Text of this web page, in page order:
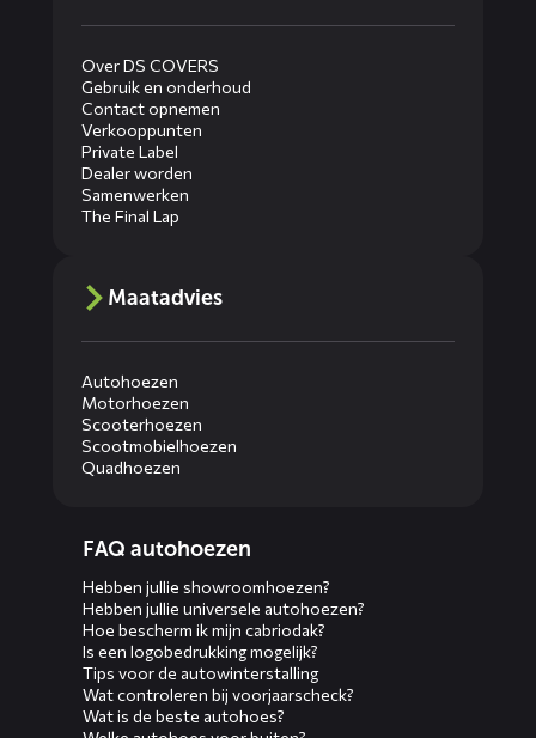
Over DS COVERS
Gebruik en onderhoud
Contact opnemen
Verkooppunten
Private Label
Dealer worden
Samenwerken
The Final Lap
Maatadvies
Autohoezen
Motorhoezen
Scooterhoezen
Scootmobielhoezen
Quadhoezen
menusFAQ autohoezen
Hebben jullie showroomhoezen?
Hebben jullie universele autohoezen?
Hoe bescherm ik mijn cabriodak?
Is een logobedrukking mogelijk?
Tips voor de autowinterstalling
Wat controleren bij voorjaarscheck?
Wat is de beste autohoes?